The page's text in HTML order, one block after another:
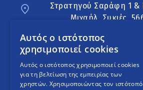
Στρατηγού Σαράφη 1 &
Μιχαήλ, Συκιές,
Ακολουθήστε
Αυτός ο ιστότοπος
χρησιμοποιεί cookies
Αυτός ο ιστότοπος χρησιμοποιεί cookies
για τη βελτίωση της εμπειρίας των
χρηστών. Χρησιμοποιώντας τον ιστότοπό